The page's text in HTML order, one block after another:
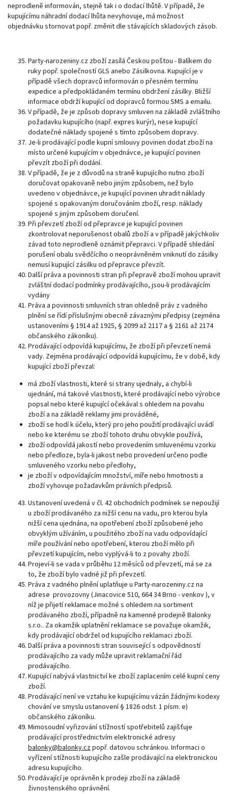
neprodleně informován, stejně tak i o dodací lhůtě. V případě, že
kupujícímu náhradní dodací lhůta nevyhovuje, má možnost
objednávku stornovat popř. změnit dle stávajících skladových zásob.
Party-narozeniny.cz zboží zasílá Českou poštou - Balíkem do
ruky popř. společností GLS anebo Zásilkovna. Kupující je v
případě všech dopravců informován o přesném termínu
expedice a předpokládaném termínu obdržení zásilky. Bližší
informace obdrží kupující od dopravců formou SMS a emailu.
V případě, že je způsob dopravy smluven na základě zvláštního
požadavku kupujícího (např. expres kurýr), nese kupující
dodatečné náklady spojené s tímto způsobem dopravy.
Je-li prodávající podle kupní smlouvy povinen dodat zboží na
místo určené kupujícím v objednávce, je kupující povinen
převzít zboží při dodání.
V případě, že je z důvodů na straně kupujícího nutno zboží
doručovat opakovaně nebo jiným způsobem, než bylo
uvedeno v objednávce, je kupující povinen uhradit náklady
spojené s opakovaným doručováním zboží, resp. náklady
spojené s jiným způsobem doručení.
Při převzetí zboží od přepravce je kupující povinen
zkontrolovat neporušenost obalů zboží a v případě jakýchkoliv
závad toto neprodleně oznámit přepravci. V případě shledání
porušení obalu svědčícího o neoprávněném vniknutí do zásilky
nemusí kupující zásilku od přepravce převzít.
Další práva a povinnosti stran při přepravě zboží mohou upravit
zvláštní dodací podmínky prodávajícího, jsou-li prodávajícím
vydány
Práva a povinnosti smluvních stran ohledně práv z vadného
plnění se řídí příslušnými obecně závaznými předpisy (zejména
ustanoveními § 1914 až 1925, § 2099 až 2117 a § 2161 až 2174
občanského zákoníku).
Prodávající odpovídá kupujícímu, že zboží při převzetí nemá
vady. Zejména prodávající odpovídá kupujícímu, že v době, kdy
kupující zboží převzal:
má zboží vlastnosti, které si strany ujednaly, a chybí-li
ujednání, má takové vlastnosti, které prodávající nebo výrobce
popsal nebo které kupující očekával s ohledem na povahu
zboží a na základě reklamy jimi prováděné,
zboží se hodí k účelu, který pro jeho použití prodávající uvádí
nebo ke kterému se zboží tohoto druhu obvykle používá,
zboží odpovídá jakostí nebo provedením smluvenému vzorku
nebo předloze, byla-li jakost nebo provedení určeno podle
smluveného vzorku nebo předlohy,
je zboží v odpovídajícím množství, míře nebo hmotnosti a
zboží vyhovuje požadavkům právních předpisů.
Ustanovení uvedená v čl. 42 obchodních podmínek se nepoužijí
u zboží prodávaného za nižší cenu na vadu, pro kterou byla
nižší cena ujednána, na opotřebení zboží způsobené jeho
obvyklým užíváním, u použitého zboží na vadu odpovídající
míře používání nebo opotřebení, kterou zboží mělo při
převzetí kupujícím, nebo vyplývá-li to z povahy zboží.
Projeví-li se vada v průběhu 12 měsíců od převzetí, má se za
to, že zboží bylo vadné již při převzetí.
Práva z vadného plnění uplatňuje u Party-narozeniny.cz na
adrese provozovny (Jinacovice 510, 664 34 Brno - venkov ), v
níž je přijetí reklamace možné s ohledem na sortiment
prodávaného zboží, případně na kamenné prodejně Balonky
s.r.o.. Za okamžik uplatnění reklamace se považuje okamžik,
kdy prodávající obdržel od kupujícího reklamaci zboží.
Další práva a povinnosti stran související s odpovědností
prodávajícího za vady může upravit reklamační řád
prodávajícího.
Kupující nabývá vlastnictví ke zboží zaplacením celé kupní ceny
zboží.
Prodávající není ve vztahu ke kupujícímu vázán žádnými kodexy
chování ve smyslu ustanovení § 1826 odst. 1 písm. e)
občanského zákoníku.
Mimosoudní vyřizování stížností spotřebitelů zajišťuje
prodávající prostřednictvím elektronické adresy
balonky@balonky.czpopř. datovou schránkou. Informaci o
vyřízení stížnosti kupujícího zašle prodávající na elektronickou
adresu kupujícího.
Prodávající je oprávněn k prodeji zboží na základě
živnostenského oprávnění.